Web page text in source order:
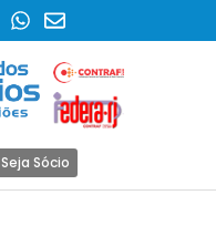
Seja Sócio